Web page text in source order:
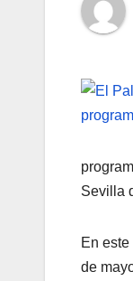
Sevilla
En
de